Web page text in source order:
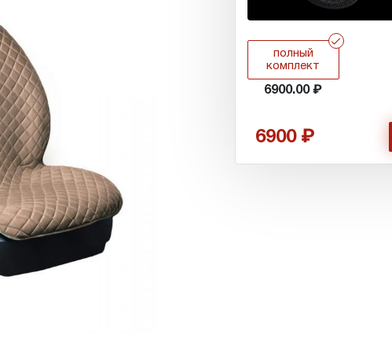
r
полный
комплект
6900.00
6900